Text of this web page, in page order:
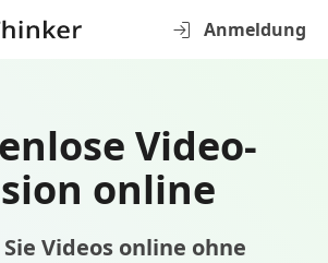
Anmeldung
Video-
online
Videos online ohne